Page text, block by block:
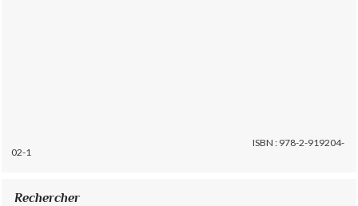
ISBN : 978-2-919204-
02-1
Rechercher